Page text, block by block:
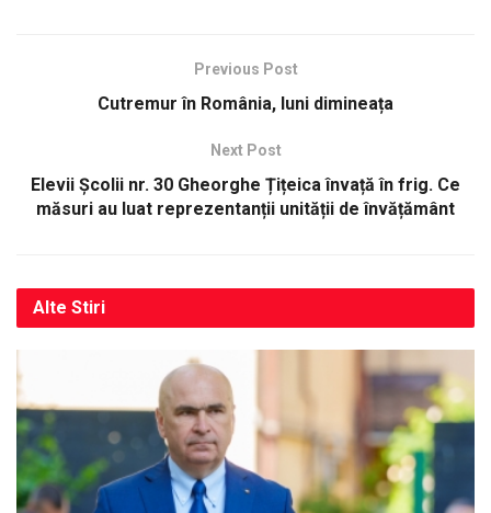
Previous Post
Cutremur în România, luni dimineața
Next Post
Elevii Școlii nr. 30 Gheorghe Țițeica învață în frig. Ce
măsuri au luat reprezentanții unității de învățământ
Alte Stiri